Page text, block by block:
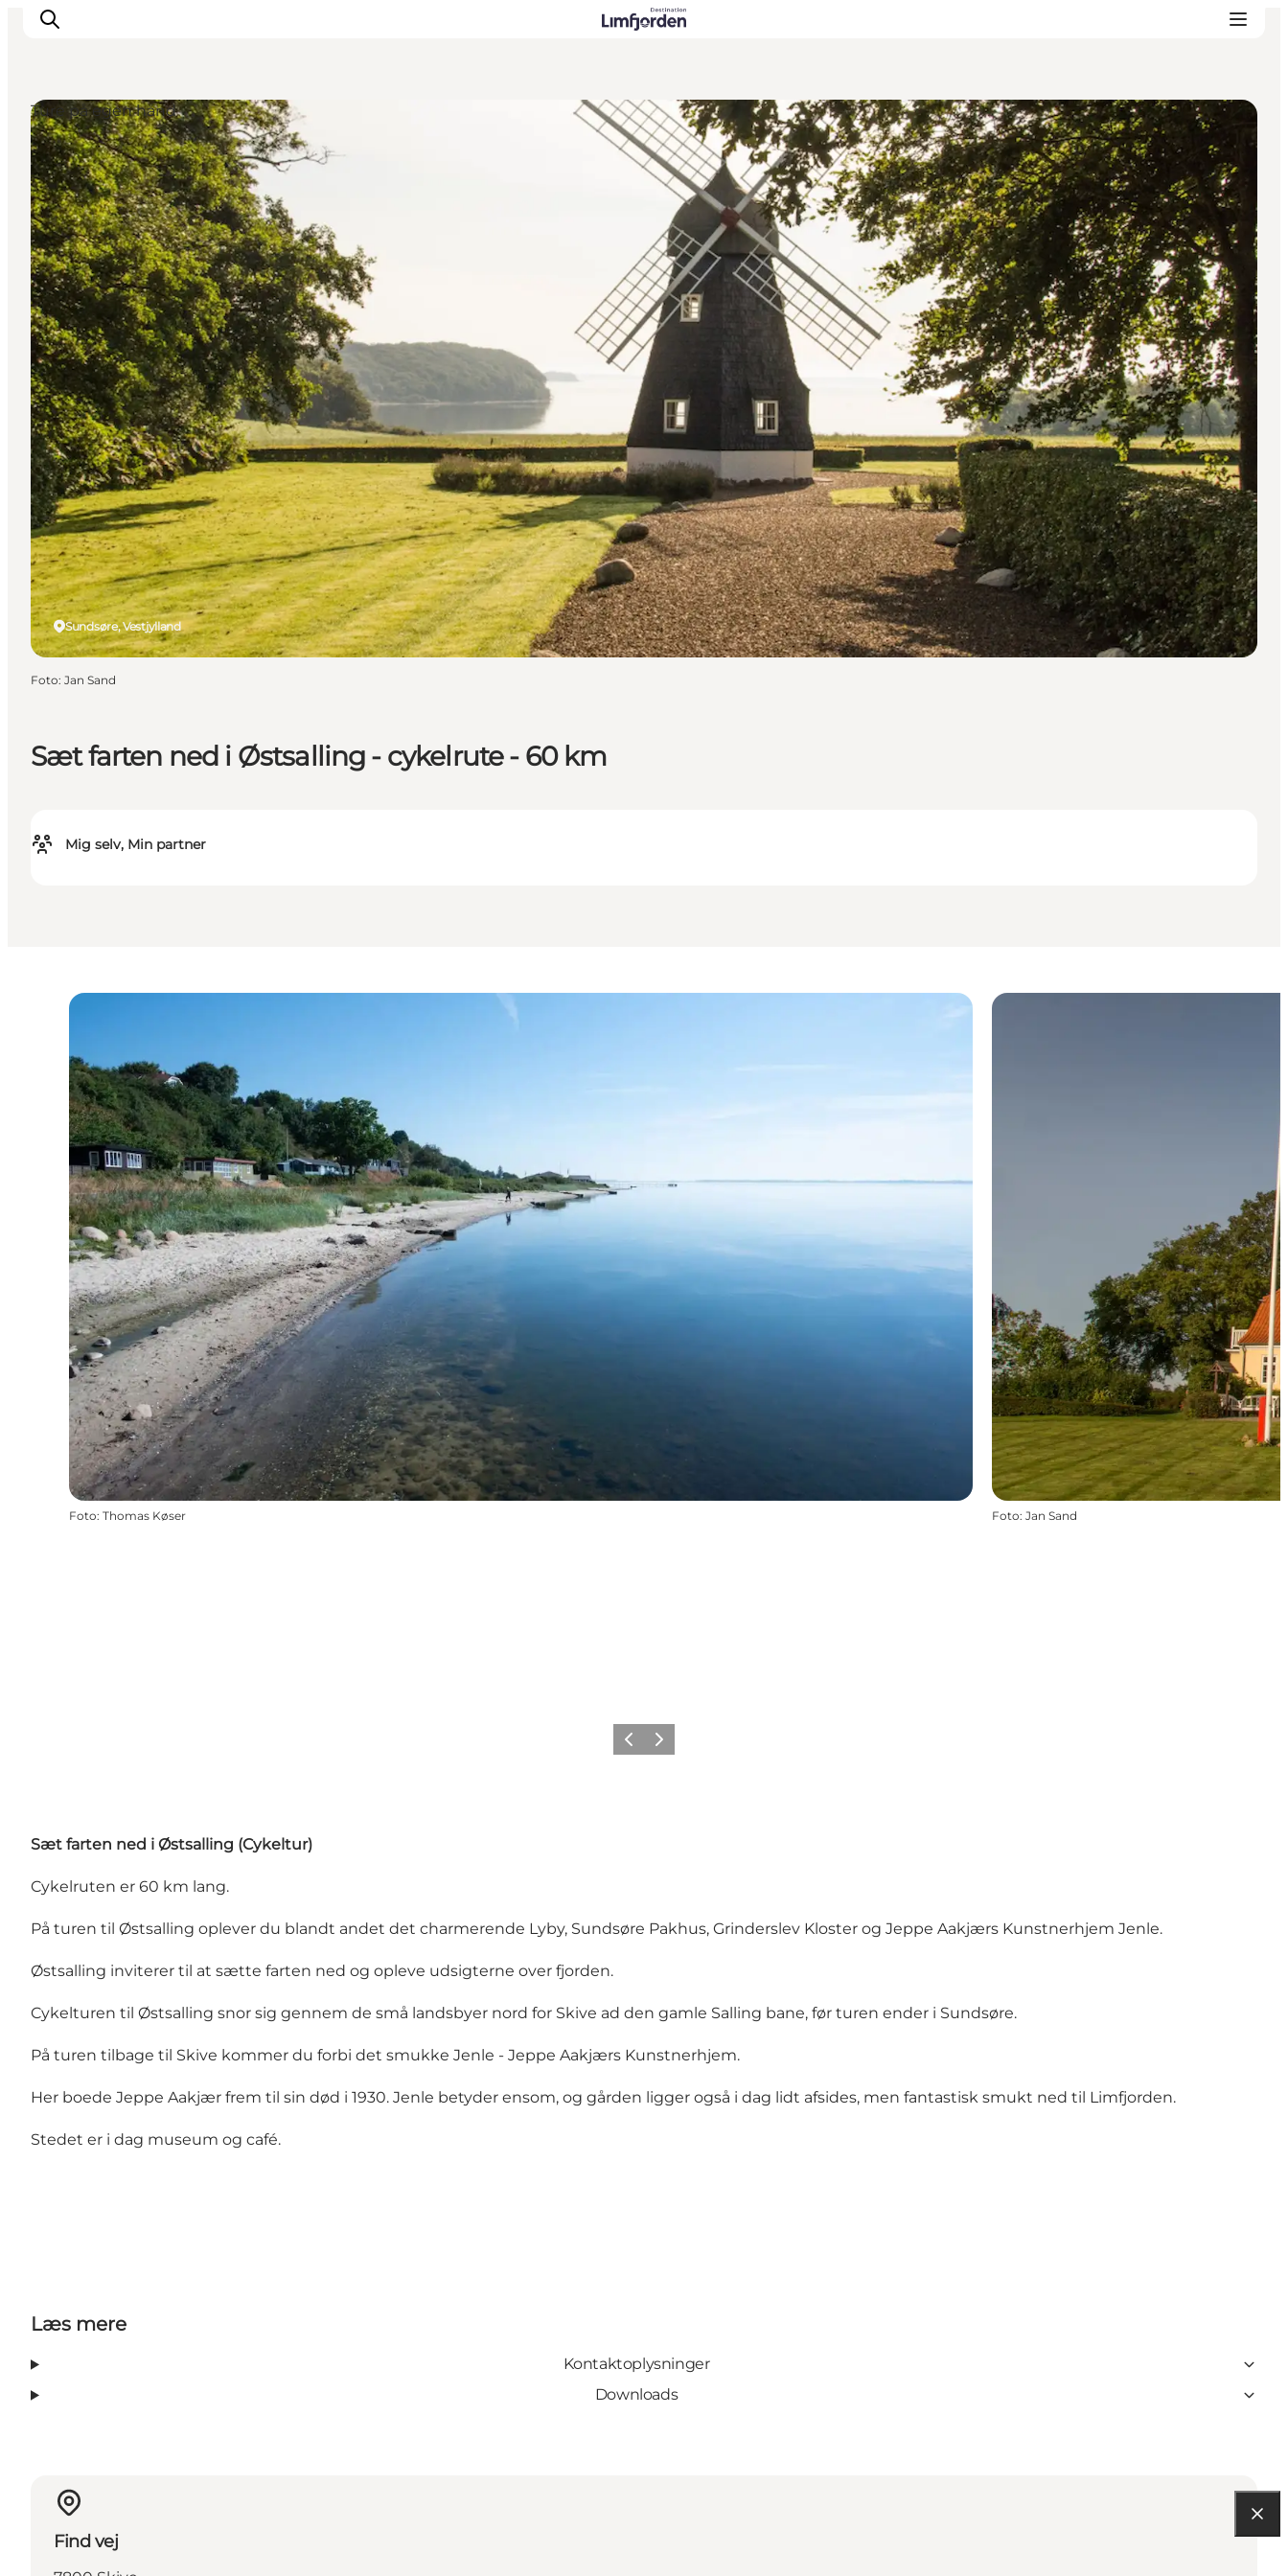
Sæt farten ned i Østsalling - cykelrute - 60 km
Mig selv, Min partner
Sundsøre, Vestjylland
Ture på egen hånd
Foto: Jan Sand
Foto: Thomas Køser Foto: Jan Sand
Forrige billede
Næste billede
Sæt farten ned i Østsalling (Cykeltur)
Cykelruten er 60 km lang.
På turen til Østsalling oplever du blandt andet det charmerende Lyby, Sundsøre Pakhus, Grinderslev Kloster og Jeppe Aakjærs Kunstnerhjem Jenle.
Østsalling inviterer til at sætte farten ned og opleve udsigterne over fjorden.
Cykelturen til Østsalling snor sig gennem de små landsbyer nord for Skive ad den gamle Salling bane, før turen ender i Sundsøre.
På turen tilbage til Skive kommer du forbi det smukke Jenle - Jeppe Aakjærs Kunstnerhjem.
Her boede Jeppe Aakjær frem til sin død i 1930. Jenle betyder ensom, og gården ligger også i dag lidt afsides, men fantastisk smukt ned til Limfjorden.
Stedet er i dag museum og café.
Læs mere
Kontaktoplysninger
Downloads
Find vej